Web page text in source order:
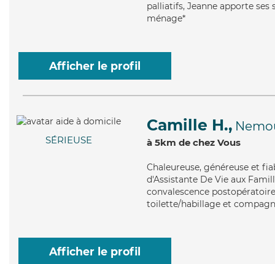
palliatifs, Jeanne apporte
ménage*
Afficher le profil
SÉRIEUSE
Camille H.,
à 5km de chez Vous
Chaleureuse, généreuse et
d'Assistante De Vie aux
convalescence
toilette/habillage et
Afficher le profil